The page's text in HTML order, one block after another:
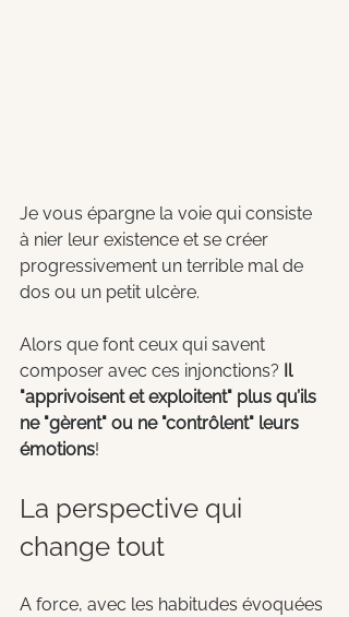
Je vous épargne la voie qui consiste
à nier leur existence et se créer
progressivement un terrible mal de
dos ou un petit ulcère.
Alors que font ceux qui savent
composer avec ces injonctions? Il
"apprivoisent et exploitent" plus qu’ils
ne "gèrent" ou ne "contrôlent" leurs
émotions!
La perspective qui
change tout
A force, avec les habitudes évoquées